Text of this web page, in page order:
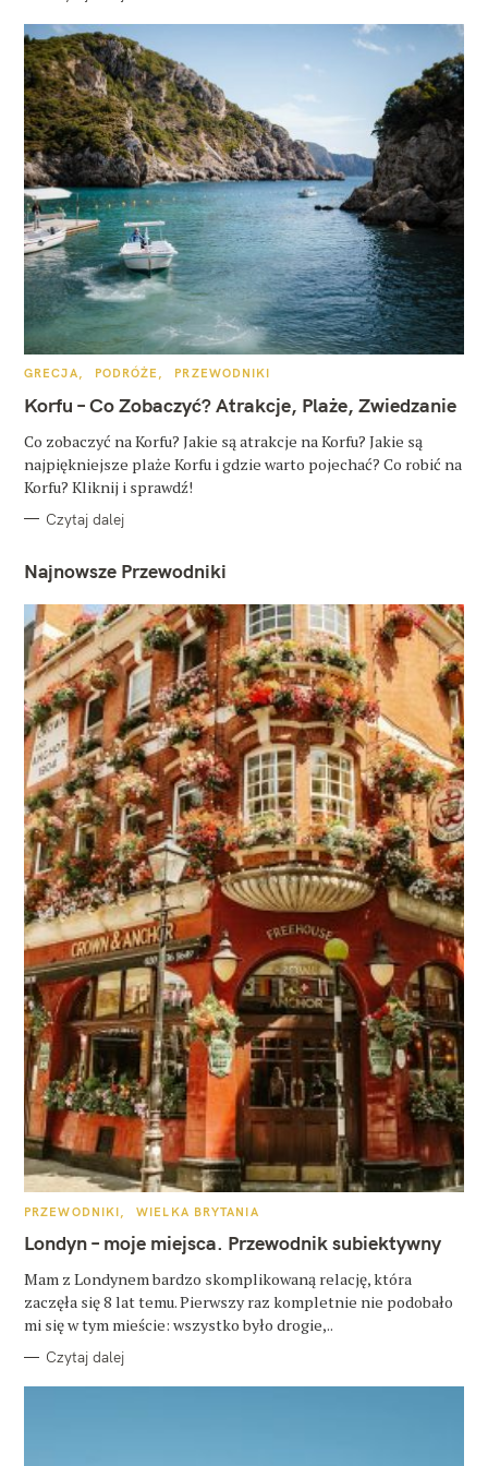
K
T
E
O
R
I
GRECJA PODRÓŻE PRZEWODNIKI
Korfu – Co Zobaczyć? Atrakcje, Plaże, Zwiedzanie
Co zobaczyć na Korfu? Jakie są atrakcje na Korfu? Jakie są
najpiękniejsze plaże Korfu i gdzie warto pojechać? Co robić na
Korfu? Kliknij i sprawdź!
Czytaj dalej
Najnowsze Przewodniki
K
T
E
O
R
I
PRZEWODNIKI WIELKA BRYTANIA
Londyn – moje miejsca. Przewodnik subiektywny
Mam z Londynem bardzo skomplikowaną relację, która
zaczęła się 8 lat temu. Pierwszy raz kompletnie nie podobało
mi się w tym mieście: wszystko było drogie,..
Czytaj dalej